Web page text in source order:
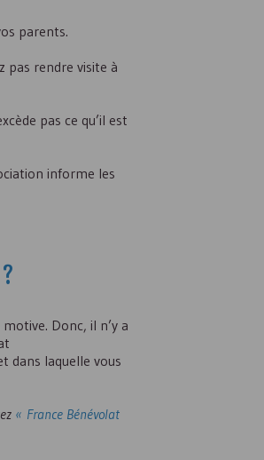
parents.
pas rendre visite à
pas ce qu’il est
informe les
Donc, il n’y a
dans laquelle vous
« France Bénévolat